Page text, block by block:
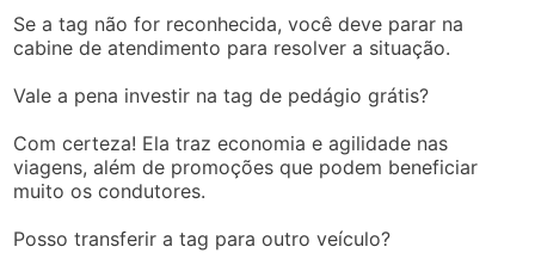
Se a tag não for reconhecida, você deve parar na
cabine de atendimento para resolver a situação.
Vale a pena investir na tag de pedágio grátis?
Com certeza! Ela traz economia e agilidade nas
viagens, além de promoções que podem beneficiar
muito os condutores.
Posso transferir a tag para outro veículo?